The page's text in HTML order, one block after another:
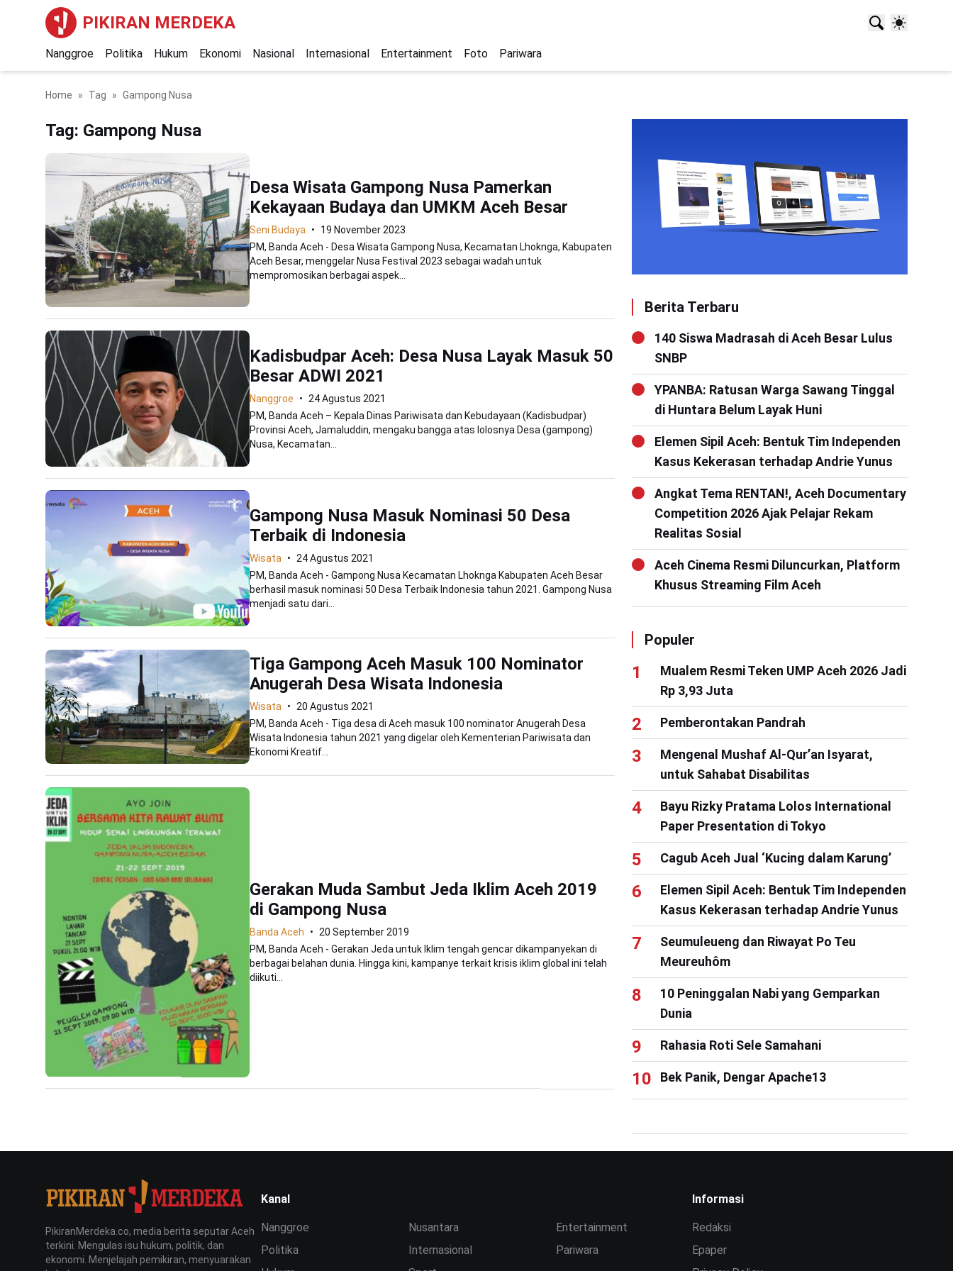
PIKIRAN MERDEKA
Nanggroe Politika Hukum Ekonomi Nasional Internasional Entertainment Foto Pariwara
Home Tag Gampong Nusa
Tag: Gampong Nusa
Desa Wisata Gampong Nusa Pamerkan
Kekayaan Budaya dan UMKM Aceh Besar
Seni Budaya
19 November 2023
PM, Banda Aceh - Desa Wisata Gampong Nusa, Kecamatan Lhoknga, Kabupaten
Aceh Besar, menggelar Nusa Festival 2023 sebagai wadah untuk
mempromosikan berbagai aspek...
Kadisbudpar Aceh: Desa Nusa Layak Masuk 50
Besar ADWI 2021
Nanggroe
24 Agustus 2021
PM, Banda Aceh – Kepala Dinas Pariwisata dan Kebudayaan (Kadisbudpar)
Provinsi Aceh, Jamaluddin, mengaku bangga atas lolosnya Desa (gampong)
Nusa, Kecamatan...
Gampong Nusa Masuk Nominasi 50 Desa
Terbaik di Indonesia
Wisata
24 Agustus 2021
PM, Banda Aceh - Gampong Nusa Kecamatan Lhoknga Kabupaten Aceh Besar
berhasil masuk nominasi 50 Desa Terbaik Indonesia tahun 2021. Gampong Nusa
menjadi satu dari...
Tiga Gampong Aceh Masuk 100 Nominator
Anugerah Desa Wisata Indonesia
Wisata
20 Agustus 2021
PM, Banda Aceh - Tiga desa di Aceh masuk 100 nominator Anugerah Desa
Wisata Indonesia tahun 2021 yang digelar oleh Kementerian Pariwisata dan
Ekonomi Kreatif...
Gerakan Muda Sambut Jeda Iklim Aceh 2019
di Gampong Nusa
Banda Aceh
20 September 2019
PM, Banda Aceh - Gerakan Jeda untuk Iklim tengah gencar dikampanyekan di
berbagai belahan dunia. Hingga kini, kampanye terkait krisis iklim global ini telah
diikuti...
Berita Terbaru
140 Siswa Madrasah di Aceh Besar Lulus
SNBP
YPANBA: Ratusan Warga Sawang Tinggal
di Huntara Belum Layak Huni
Elemen Sipil Aceh: Bentuk Tim Independen
Kasus Kekerasan terhadap Andrie Yunus
Angkat Tema RENTAN!, Aceh Documentary
Competition 2026 Ajak Pelajar Rekam
Realitas Sosial
Aceh Cinema Resmi Diluncurkan, Platform
Khusus Streaming Film Aceh
Populer
Mualem Resmi Teken UMP Aceh 2026 Jadi
Rp 3,93 Juta
Pemberontakan Pandrah
Mengenal Mushaf Al-Qur’an Isyarat,
untuk Sahabat Disabilitas
Bayu Rizky Pratama Lolos International
Paper Presentation di Tokyo
Cagub Aceh Jual ‘Kucing dalam Karung’
Elemen Sipil Aceh: Bentuk Tim Independen
Kasus Kekerasan terhadap Andrie Yunus
Seumuleueng dan Riwayat Po Teu
Meureuhôm
10 Peninggalan Nabi yang Gemparkan
Dunia
Rahasia Roti Sele Samahani
Bek Panik, Dengar Apache13
PikiranMerdeka.co, media berita seputar Aceh
terkini. Mengulas isu hukum, politik, dan
ekonomi. Menjelajah pemikiran, menyuarakan
Kanal
Nanggroe
Politika
Nusantara
Internasional
Entertainment
Pariwara
Informasi
Redaksi
Epaper